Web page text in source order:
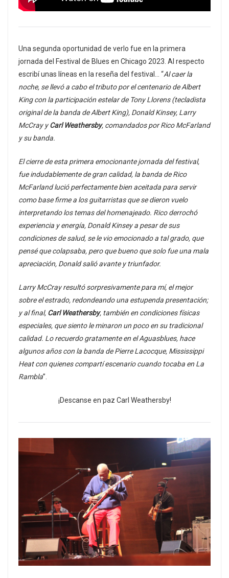
Una segunda oportunidad de verlo fue en la primera
jornada del Festival de Blues en Chicago 2023. Al respecto
escribí unas líneas en la reseña del festival… “Al caer la
noche, se llevó a cabo el tributo por el centenario de Albert
King con la participación estelar de Tony Llorens (tecladista
original de la banda de Albert King), Donald Kinsey, Larry
McCray yCarl Weathersby, comandados por Rico McFarland
y su banda.
El cierre de esta primera emocionante jornada del festival,
fue indudablemente de gran calidad, la banda de Rico
McFarland lució perfectamente bien aceitada para servir
como base firme a los guitarristas que se dieron vuelo
interpretando los temas del homenajeado. Rico derrochó
experiencia y energía, Donald Kinsey a pesar de sus
condiciones de salud, se le vio emocionado a tal grado, que
pensé que colapsaba, pero que bueno que solo fue una mala
apreciación, Donald salió avante y triunfador.
Larry McCray resultó sorpresivamente para mí, el mejor
sobre el estrado, redondeando una estupenda presentación;
y al final, Carl Weathersby, también en condiciones físicas
especiales, que siento le minaron un poco en su tradicional
calidad. Lo recuerdo gratamente en el Aguasblues, hace
algunos años con la banda de Pierre Lacocque, Mississippi
Heat con quienes compartí escenario cuando tocaba en La
Rambla”.
¡Descanse en paz Carl Weathersby!